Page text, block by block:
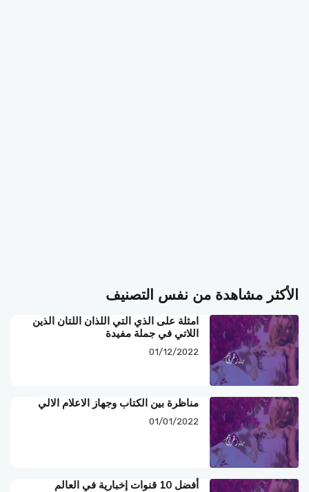
الأكثر مشاهدة من نفس التصنيف
امثلة على الذي التي اللذان اللتان الذين
اللاتي في جملة مفيدة
01/12/2022
مناظرة بين الكتاب وجهاز الاعلام الالي
01/01/2022
أفضل 10 قنوات إخبارية في العالم